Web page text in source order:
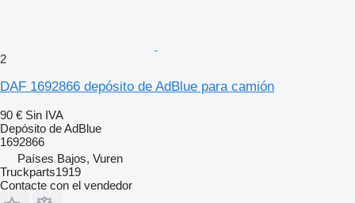
2
DAF 1692866 depósito de AdBlue para camión
90 € Sin IVA
Depósito de AdBlue
1692866
Países Bajos, Vuren
Truckparts1919
Contacte con el vendedor